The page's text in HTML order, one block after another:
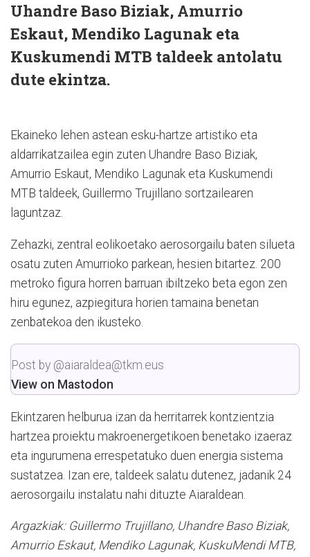
Uhandre Baso Biziak, Amurrio
Eskaut, Mendiko Lagunak eta
Kuskumendi MTB taldeek antolatu
dute ekintza.
Ekaineko lehen astean esku-hartze artistiko eta
aldarrikatzailea egin zuten Uhandre Baso Biziak,
Amurrio Eskaut, Mendiko Lagunak eta Kuskumendi
MTB taldeek, Guillermo Trujillano sortzailearen
laguntzaz.
Zehazki, zentral eolikoetako aerosorgailu baten silueta
osatu zuten Amurrioko parkean, hesien bitartez. 200
metroko figura horren barruan ibiltzeko beta egon zen
hiru egunez, azpiegitura horien tamaina benetan
zenbatekoa den ikusteko.
Post by @aiaraldea@tkm.eus
View on Mastodon
Ekintzaren helburua izan da herritarrek kontzientzia
hartzea proiektu makroenergetikoen benetako izaeraz
eta ingurumena errespetatuko duen energia sistema
sustatzea. Izan ere, taldeek salatu dutenez, jadanik 24
aerosorgailu instalatu nahi dituzte Aiaraldean.
Argazkiak: Guillermo Trujillano, Uhandre Baso Biziak,
Amurrio Eskaut, Mendiko Lagunak, KuskuMendi MTB,